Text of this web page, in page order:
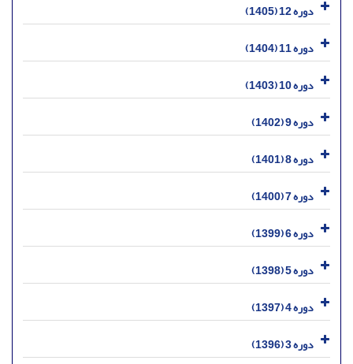
دوره 12 (1405)
دوره 11 (1404)
دوره 10 (1403)
دوره 9 (1402)
دوره 8 (1401)
دوره 7 (1400)
دوره 6 (1399)
دوره 5 (1398)
دوره 4 (1397)
دوره 3 (1396)